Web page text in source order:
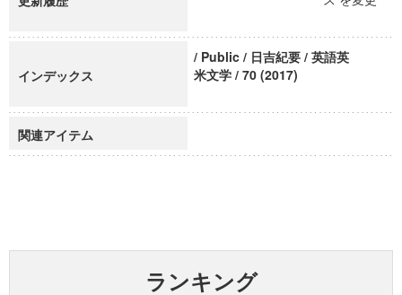
インデックス
/ Public / 日吉紀要 / 英語英
米文学 / 70 (2017)
関連アイテム
ランキング